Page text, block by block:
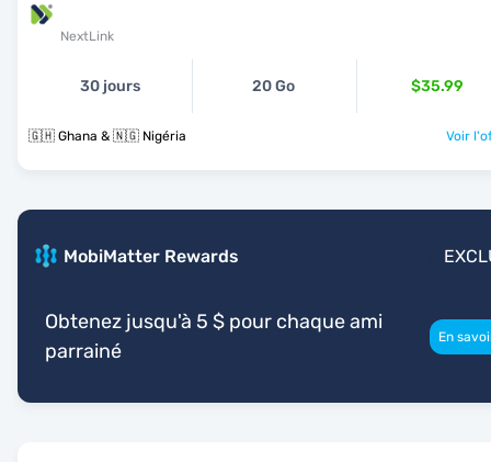
NextLink
30 jours 20 Go $35.99
🇬🇭 Ghana & 🇳🇬 Nigéria Voir
MobiMatter Rewards
Obtenez jusqu'à 5 $ pour chaque ami
parrainé
En